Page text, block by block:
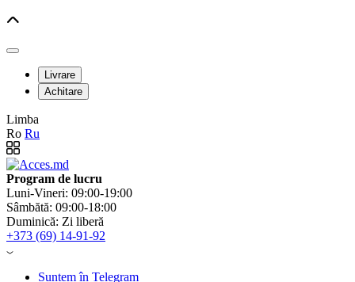
Livrare
Achitare
Limba
Ro Ru
Program de lucru
Luni-Vineri: 09:00-19:00
Sâmbătă: 09:00-18:00
Duminică: Zi liberă
+373 (69) 14-91-92
Suntem în Telegram